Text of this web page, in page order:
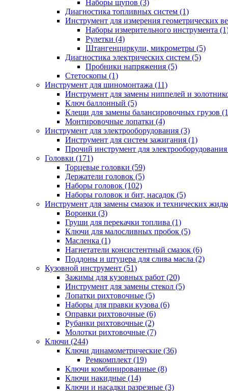
Наборы щупов (3)
Диагностика топливных систем (1)
Инструмент для измерения геометрических
Наборы измерительного инструмента
Рулетки (4)
Штангенциркули, микрометры (5)
Диагностика электрических систем (5)
Пробники напряжения (5)
Стетоскопы (1)
Инструмент для шиномонтажа (11)
Инструмент для замены ниппелей и
Ключ баллонный (5)
Клещи для замены балансировочных грузов
Монтировочные лопатки (4)
Инструмент для электрооборудования (3)
Инструмент для систем зажигания (1)
Прочий инструмент для
Головки (171)
Торцевые головки (59)
Держатели головок (5)
Наборы головок (102)
Наборы головок и бит, насадок (5)
Инструмент для замены смазок и технических
Воронки (3)
Груши для перекачки топлива (1)
Ключи для малосливных пробок (5)
Масленка (1)
Нагнетатели консистентный смазок (6)
Поддоны и штуцера для слива масла (2)
Кузовной инструмент (51)
Зажимы для кузовных работ (20)
Инструмент для замены стекол (5)
Лопатки рихтовочные (5)
Наборы для правки кузова (6)
Оправки рихтовочные (6)
Рубанки рихтовочные (2)
Молотки рихтовочные (7)
Ключи (244)
Ключи динамометрические (36)
Ремкомплект (19)
Ключи комбинированные (8)
Ключи накидные (14)
Ключи и насадки разрезные (3)